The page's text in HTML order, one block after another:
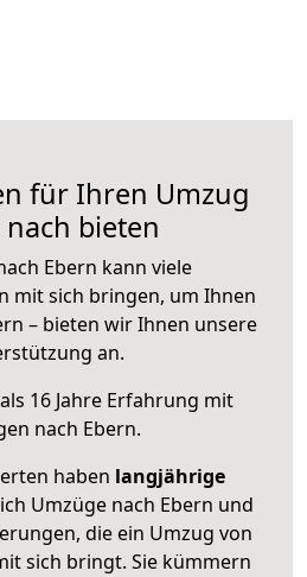
für Ihren Umzug
nach bieten
Ebern kann viele
mit sich bringen, um Ihnen
– bieten wir Ihnen unsere
an.
16 Jahre Erfahrung mit
nach Ebern.
haben langjährige
Umzüge nach Ebern und
die ein Umzug von
sich bringt. Sie kümmern